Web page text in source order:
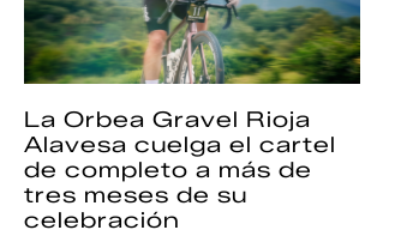
La Orbea Gravel Rioja
Alavesa cuelga el cartel
de completo a más de
tres meses de su
celebración